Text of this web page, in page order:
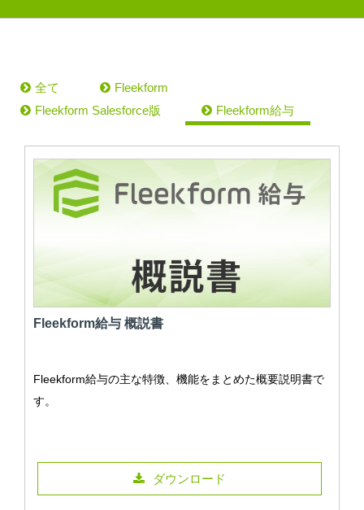
全て
Fleekform
Fleekform Salesforce版
Fleekform給与
Fleekform給与 概説書
Fleekform給与の主な特徴、機能をまとめた概要説明書で
す。
ダウンロード